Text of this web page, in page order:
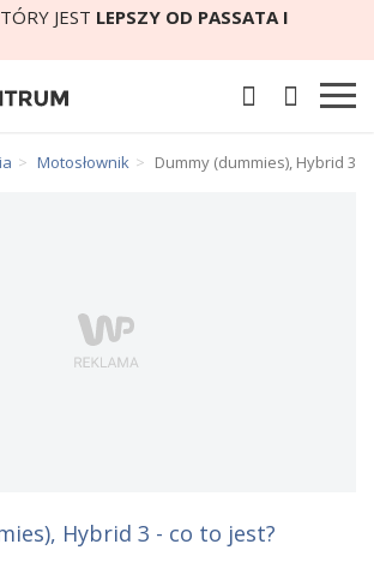
JEST LEPSZY OD PASSATA I
Motosłownik Dummy (dummies), Hybrid 3
Hybrid 3 - co to jest?